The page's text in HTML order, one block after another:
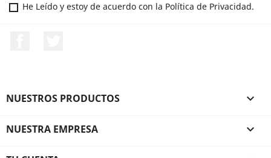
He Leído y estoy de acuerdo con la Política de Privacidad.
NUESTROS PRODUCTOS 
NUESTRA EMPRESA 